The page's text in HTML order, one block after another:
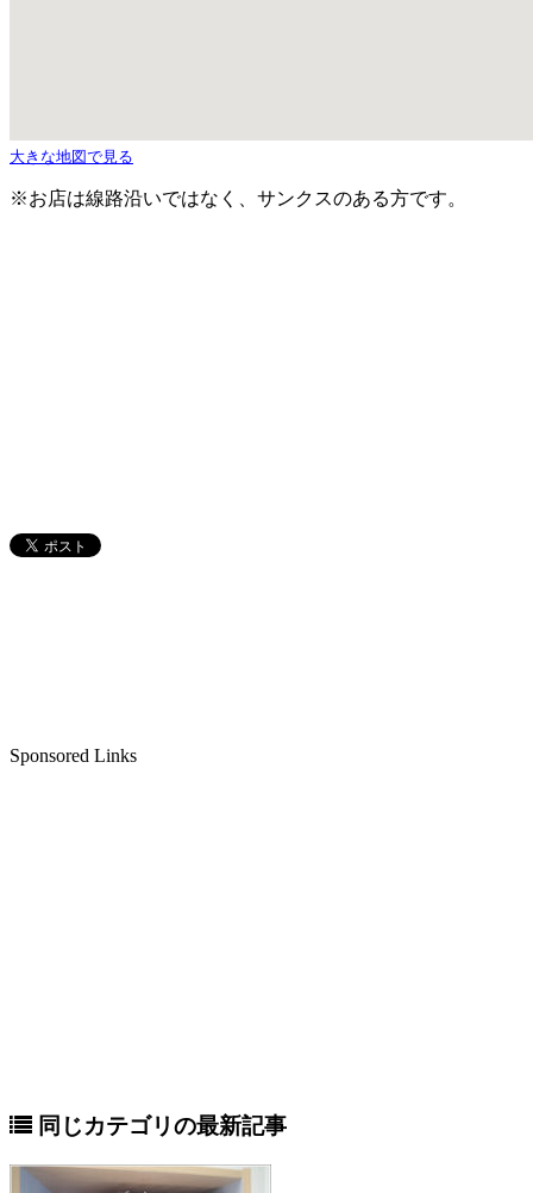
大きな地図で見る
※お店は線路沿いではなく、サンクスのある方です。
Sponsored Links
同じカテゴリの最新記事